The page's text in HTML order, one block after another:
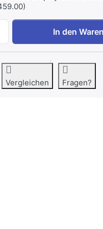
Wechselrichter
In den
Vergleichen Fragen?